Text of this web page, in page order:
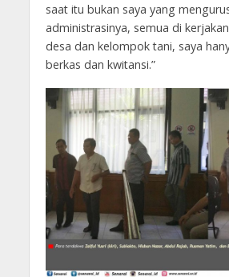
saat itu bukan saya yang
administrasinya, semua di
desa dan kelompok tani, saya
berkas dan kwitansi.”